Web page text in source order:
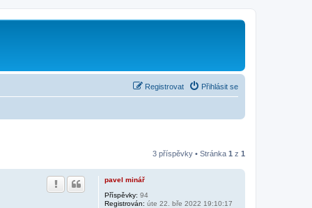
Přihlásit se
Registrovat
3 příspěvky • Stránka 1 z 1
pavel minář
Příspěvky: 94
Registrován: úte 22. bře 2022 19:10:17